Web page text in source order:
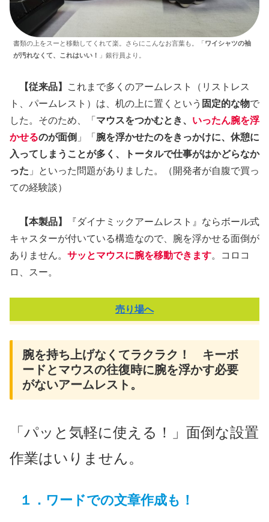
書類の上をスーと移動してくれて楽。さらにこんなお言葉も。「ワイシャツの袖
が汚れなくて、これはいい！
」銀行員より。
【従来品】
これまで多くのアームレスト（リストレス
ト、パームレスト）は、机の上に置くという 固定的な物で
した。そのため、「 マウスをつかむとき、 いったん腕を浮
かせるのが面倒 」「 腕を浮かせたのをきっかけに、休憩に
入ってしまうことが多く、トータルで仕事がはかどらなか
った 」といった問題がありました。（開発者が自腹で買っ
ての経験談）
【本製品】
『ダイナミックアームレスト』ならボール式
キャスターが付いている構造なので、腕を浮かせる面倒が
ありません。 サッとマウスに腕を移動できます。コロコ
ロ、スー。
売り場へ
腕を持ち上げなくてラクラク！ キーボ
ードとマウスの往復時に腕を浮かす必要
がないアームレスト。
「パッと気軽に使える！」面倒な設置
作業はいりません。
１．ワードでの文章作成も！